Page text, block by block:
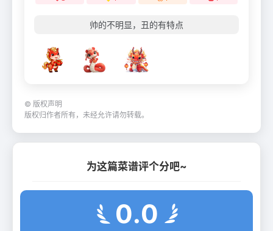
帅的不明显，丑的有特点
© 版权声明
版权归作者所有，未经允许请勿转载。
为这篇菜谱评个分吧~
0.0